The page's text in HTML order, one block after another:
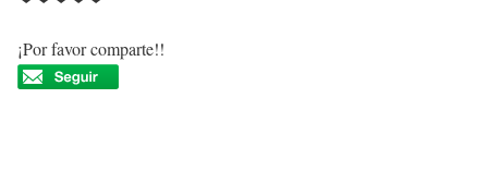
¡Por favor comparte!!